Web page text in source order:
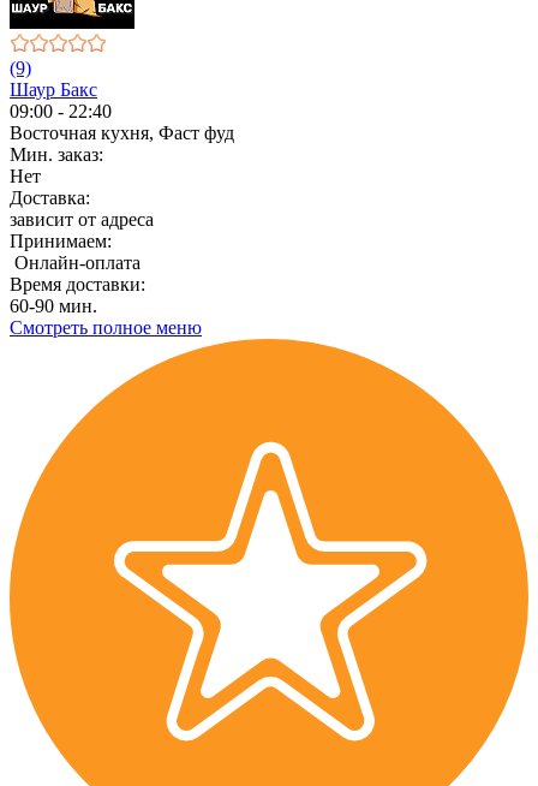
(9)
Шаур Бакс
09:00 - 22:40
Восточная кухня, Фаст фуд
Мин. заказ:
Нет
Доставка:
зависит от адреса
Принимаем:
Онлайн-оплата
Время доставки:
60-90 мин.
Смотреть полное меню